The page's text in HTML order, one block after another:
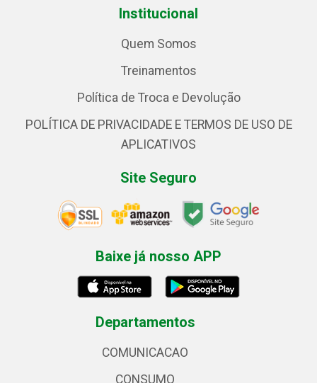
Institucional
Quem Somos
Treinamentos
Política de Troca e Devolução
POLÍTICA DE PRIVACIDADE E TERMOS DE USO DE
APLICATIVOS
Site Seguro
Baixe já nosso APP
Departamentos
COMUNICACAO
CONSUMO